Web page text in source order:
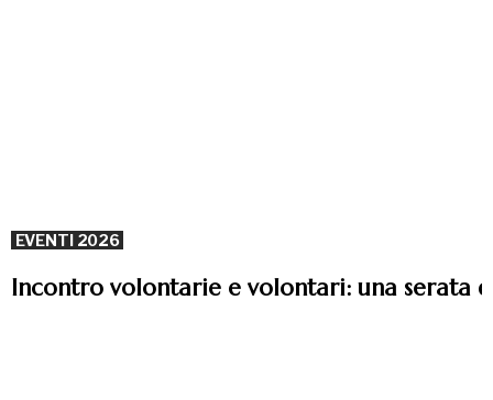
EVENTI 2026
Incontro volontarie e volontari: una serata